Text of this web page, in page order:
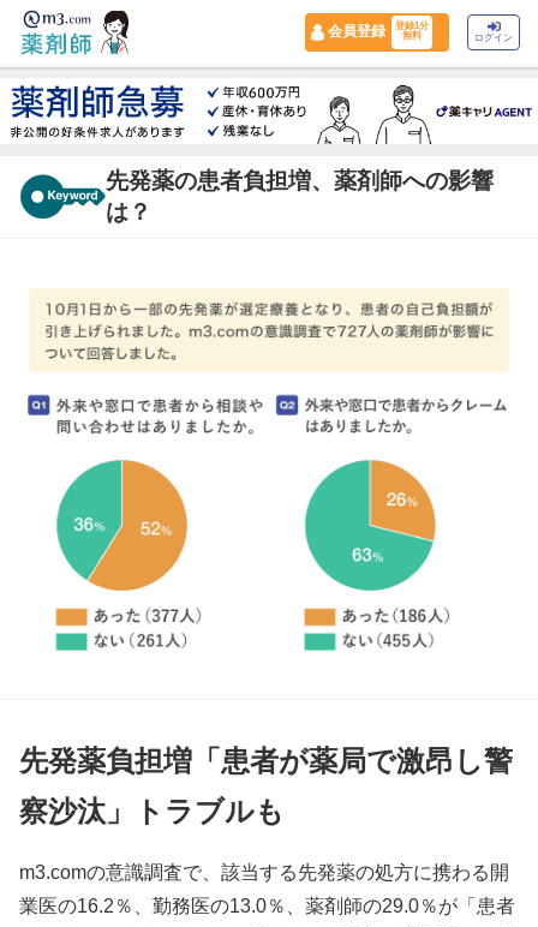
会員登録
登録1分
無料
ログイン
先発薬の患者負担増、薬剤師への影響
は？
先発薬負担増「患者が薬局で激昂し警
察沙汰」トラブルも
m3.comの意識調査で、該当する先発薬の処方に携わる開
業医の16.2％、勤務医の13.0％、薬剤師の29.0％が「患者